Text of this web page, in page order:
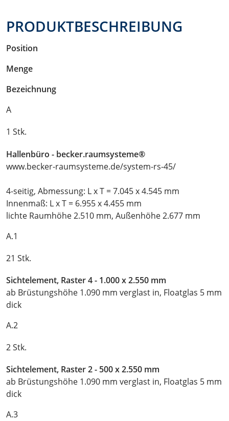
PRODUKTBESCHREIBUNG
Position
Menge
Bezeichnung
A
1 Stk.
Hallenbüro - becker.raumsysteme®
www.becker-raumsysteme.de/system-rs-45/
4-seitig, Abmessung: L x T = 7.045 x 4.545 mm
Innenmaß: L x T = 6.955 x 4.455 mm
lichte Raumhöhe 2.510 mm, Außenhöhe 2.677 mm
A.1
21 Stk.
Sichtelement, Raster 4 - 1.000 x 2.550 mm
ab Brüstungshöhe 1.090 mm verglast in, Floatglas 5 mm
dick
A.2
2 Stk.
Sichtelement, Raster 2 - 500 x 2.550 mm
ab Brüstungshöhe 1.090 mm verglast in, Floatglas 5 mm
dick
A.3